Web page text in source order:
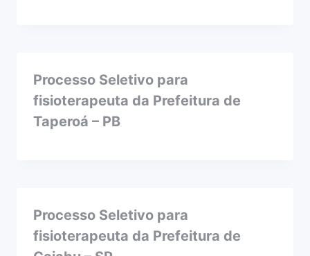
Processo Seletivo para
fisioterapeuta da Prefeitura de
Taperoá – PB
Processo Seletivo para
fisioterapeuta da Prefeitura de